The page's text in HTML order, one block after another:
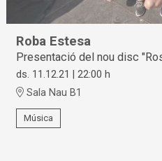
Roba Estesa
Presentació del nou disc
ds. 11.12.21 |22:00 h
Sala Nau B1
Música